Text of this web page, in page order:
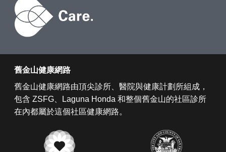
舊金山健康網路
舊金山健康網路由頂尖診所、醫院與健康計劃所組成，
包含 ZSFG、Laguna Honda 和整個舊金山的社區診所
在內都屬於這個社區健康網路。